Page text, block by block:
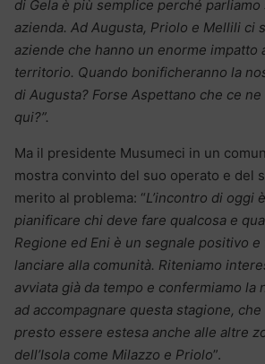
di Gela è più semplice perché
azienda. Ad Augusta, Priolo e Mellili ci
aziende che hanno un enorme impatto
territorio. Quando bonificheranno la
di Augusta? Forse Aspettano che ce
qui?”.
Ma il presidente Musumeci in un
mostra convinto del suo operato e del
merito al problema: “L’incontro di oggi
pianificare chi deve fare qualcosa e
Regione ed Eni è un segnale positivo
lanciare alla comunità. Riteniamo
avviata già da tempo e confermiamo la
ad accompagnare questa stagione,
presto essere estesa anche alle altre
dell’Isola come Milazzo e Priolo”.